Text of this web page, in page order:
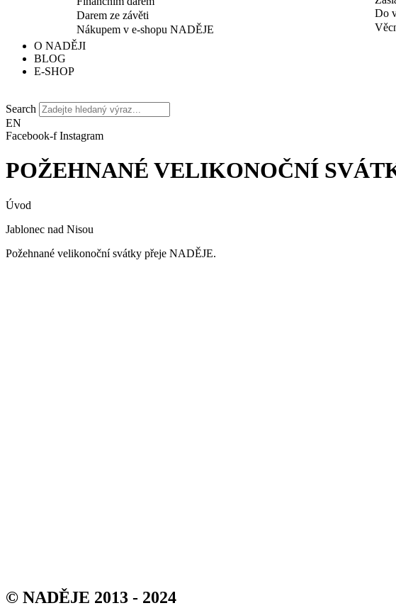
Darem ze závěti
Nákupem v e-shopu NADĚJE
Do
O NADĚJI
BLOG
E-SHOP
Search
EN
Facebook-f Instagram
POŽEHNANÉ VELIKONOČNÍ
Úvod
Jablonec nad Nisou
Požehnané velikonoční svátky přeje NADĚJE.
© NADĚJE 2013 - 2024